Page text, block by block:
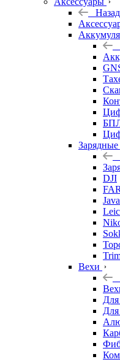
Назад
Зарядные
DJI
Вехи
Для